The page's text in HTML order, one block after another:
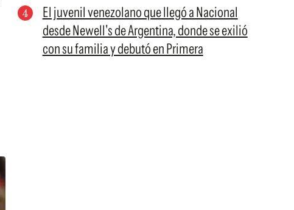
El juvenil venezolano que llegó a Nacional
desde Newell's de Argentina, donde se exilió
con su familia y debutó en Primera